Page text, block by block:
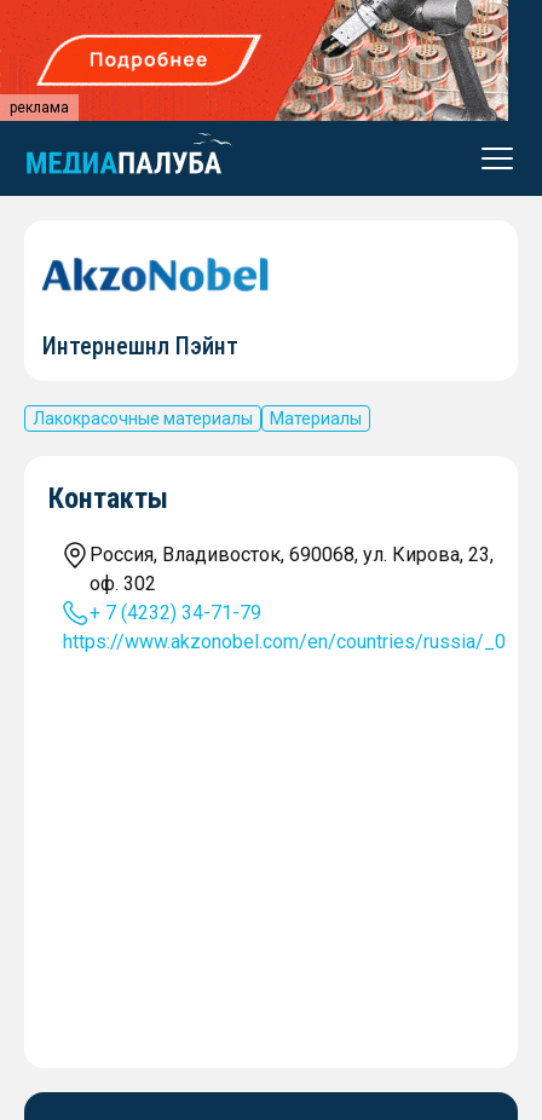
реклама
Интернешнл Пэйнт
Лакокрасочные материалы Материалы
Контакты
Россия, Владивосток, 690068, ул. Кирова, 23,
оф. 302
+ 7 (4232) 34-71-79
https://www.akzonobel.com/en/countries/russia/_0